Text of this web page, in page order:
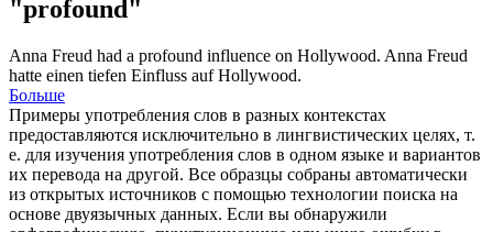
"profound"
Anna Freud had a profound influence on Hollywood. Anna Freud
hatte einen tiefen Einfluss auf Hollywood.
Больше
Примеры употребления слов в разных контекстах
предоставляются исключительно в лингвистических целях, т.
е. для изучения употребления слов в одном языке и вариантов
их перевода на другой. Все образцы собраны автоматически
из открытых источников с помощью технологии поиска на
основе двуязычных данных. Если вы обнаружили